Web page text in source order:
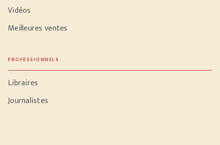
Vidéos
Meilleures ventes
PROFESSIONNELS
Libraires
Journalistes